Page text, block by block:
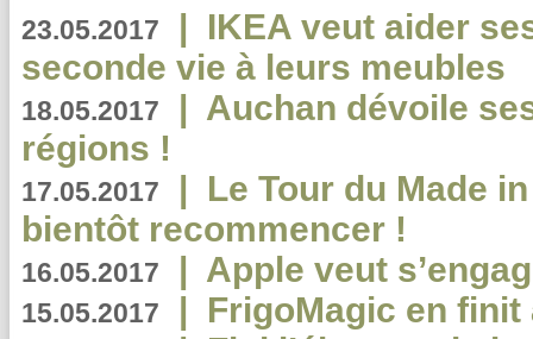
23.05.2017 | IKEA veut aider
seconde vie à leurs meubles
18.05.2017 | Auchan dévoile
régions !
17.05.2017 | Le Tour du Made
bientôt recommencer !
16.05.2017 | Apple veut
15.05.2017 | FrigoMagic en